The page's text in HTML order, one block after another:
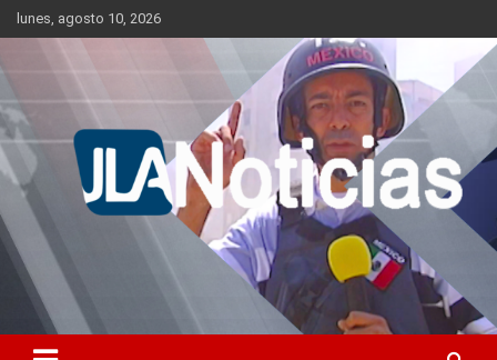
Skip
to
lunes, agosto 10, 2026
Jlanoticias
Información relevante en tiempo real.